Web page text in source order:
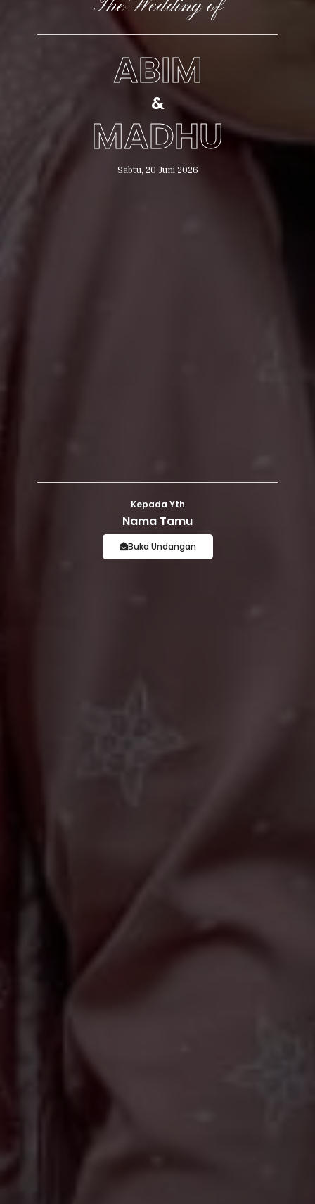
The Wedding of
ABIM
&
MADHU
Sabtu, 20 Juni 2026
Kepada Yth
Nama Tamu
Buka Undangan